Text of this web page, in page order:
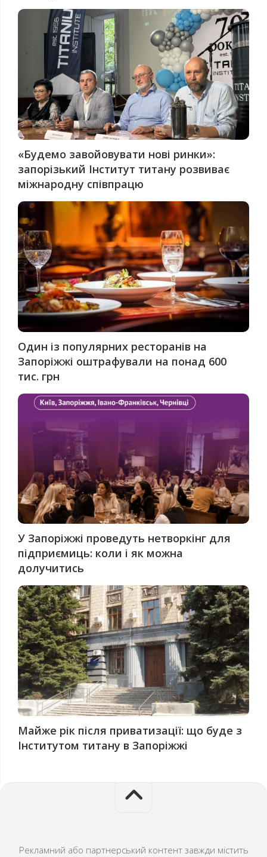
«Будемо завойовувати нові ринки»:
запорізький Інститут титану розвиває
міжнародну співпрацю
Один із популярних ресторанів на
Запоріжжі оштрафували на понад 600
тис. грн
У Запоріжжі проведуть нетворкінг для
підприємиць: коли і як можна
долучитись
Майже рік після приватизації: що буде з
Інститутом титану в Запоріжжі
Рекламний або партнерський контент завжди містить